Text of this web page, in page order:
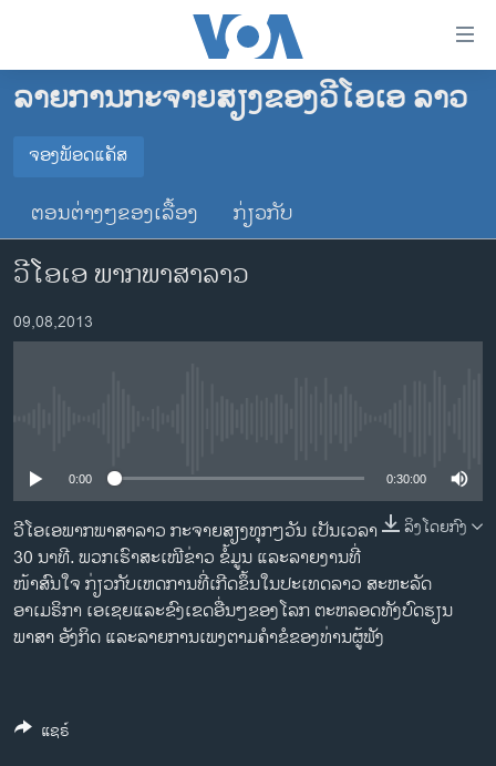
ເຂົ້າ
ຂ້າມ
ໄປ
ຫາ
ຊອກ
ຄົ້ນ
ໂຮມເພຈ
ລາວ
ອາເມຣິກາ
ການເລືອກຕັ້ງ ປະທານາທີບໍດີ ສະຫະລັດ 2024
ຂ່າວ​ຈີນ
ໂລກ
ຊຸມຊົນຊາວລາວ
ວິທະຍາສາດ-ເທັກໂນໂລຈີ
ທຸລະກິດ
ພາສາອັງກິດ
ວີດີໂອ
ຕິດຕາມພວກເຮົາ ທີ່
ລາຍການກະຈາຍສຽງຂອງວີໂອເອ ລາວ
ຈອງພັອດແຄັສ
ຈອງພັອດແຄັສ
ຕອນຕ່າງໆຂອງເລື້ອງ ກ່ຽວກັບ
ວີໂອເອ ພາກພາສາລາວ
09,08,2013
0:00 0:30:00
ລິງໂດຍກົງ
ວີໂອເອພາກພາສາລາວ ກະຈາຍສຽງທຸກໆວັນ ເປັນເວລາ
30 ນາທີ. ພວກເຮົາສະເໜີຂ່າວ ຂໍ້ມູນ ແລະລາຍງານທີ່
ໜ້າສົນໃຈ ກ່ຽວກັບເຫດການທີ່ເກີດຂຶ້ນໃນປະເທດລາວ ສະຫະລັດ
ອາເມຣິກາ ເອເຊຍແລະຂົງເຂດອື່ນໆຂອງໂລກ ຕະຫລອດທັງບົດຮຽນ
ພາສາ ອັງກິດ ແລະລາຍການເພງຕາມຄຳຂໍຂອງທ່ານຜູ້ຟັງ
ແຊຣ໌